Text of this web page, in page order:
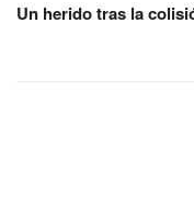
Un herido tras la